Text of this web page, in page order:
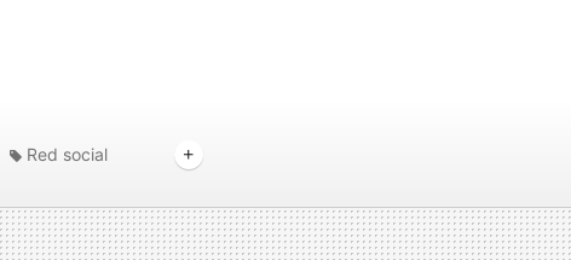
Red social